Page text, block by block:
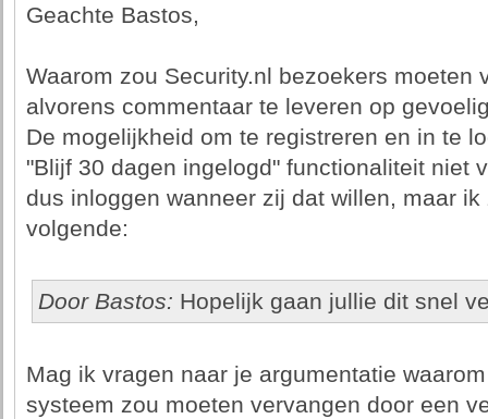
Geachte Bastos,
Waarom zou Security.nl bezoekers moeten
alvorens commentaar te leveren op
De mogelijkheid om te registreren en in te
"Blijf 30 dagen ingelogd" functionaliteit niet
dus inloggen wanneer zij dat willen, maar
volgende:
Door Bastos: Hopelijk gaan jullie dit snel
Mag ik vragen naar je argumentatie
systeem zou moeten vervangen door een